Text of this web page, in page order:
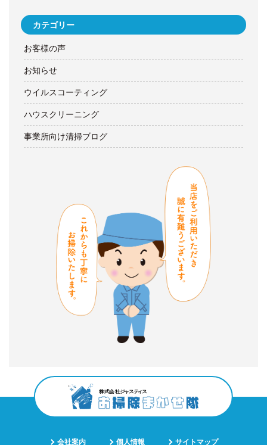
カテゴリー
お客様の声
お知らせ
ウイルスコーティング
ハウスクリーニング
事業所向け清掃ブログ
会社案内 個人情報 サイトマップ